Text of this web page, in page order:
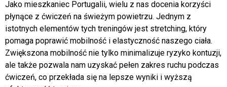
Jako mieszkaniec Portugalii, wielu z nas docenia korzyści
płynące z ćwiczeń na świeżym powietrzu. Jednym z
istotnych elementów tych treningów jest stretching, który
pomaga poprawić mobilność i elastyczność naszego ciała.
Zwiększona mobilność nie tylko minimalizuje ryzyko kontuzji,
ale także pozwala nam uzyskać pełen zakres ruchu podczas
ćwiczeń, co przekłada się na lepsze wyniki i wyższą